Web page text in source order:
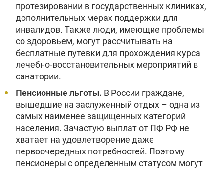
протезировании в государственных клиниках,
дополнительных мерах поддержки для
инвалидов. Также люди, имеющие проблемы
со здоровьем, могут рассчитывать на
бесплатные путевки для прохождения курса
лечебно-восстановительных мероприятий в
санатории.
Пенсионные льготы. В России граждане,
вышедшие на заслуженный отдых – одна из
самых наименее защищенных категорий
населения. Зачастую выплат от ПФ РФ не
хватает на удовлетворение даже
первоочередных потребностей. Поэтому
пенсионеры с определенным статусом могут